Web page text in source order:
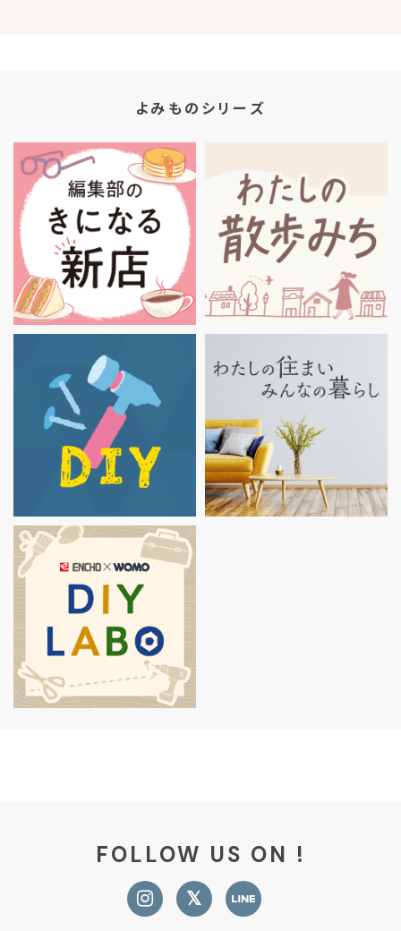
よみものシリーズ
FOLLOW US ON !